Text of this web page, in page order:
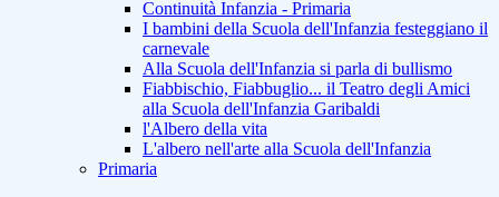
Continuità Infanzia - Primaria
I bambini della Scuola dell'Infanzia festeggiano il
carnevale
Alla Scuola dell'Infanzia si parla di bullismo
Fiabbischio, Fiabbuglio... il Teatro degli Amici
alla Scuola dell'Infanzia Garibaldi
l'Albero della vita
L'albero nell'arte alla Scuola dell'Infanzia
Primaria